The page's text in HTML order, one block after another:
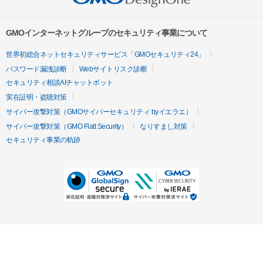
GMOインターネットグループのセキュリティ事業について
世界初総合ネットセキュリティサービス「GMOセキュリティ24」
パスワード漏洩診断
Webサイトリスク診断
セキュリティ相談AIチャットボット
実在証明・盗聴対策
サイバー攻撃対策（GMOサイバーセキュリティ byイエラエ）
サイバー攻撃対策（GMO Flatt Security）
なりすまし対策
セキュリティ事業の軌跡